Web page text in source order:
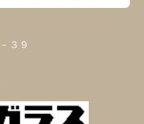
３９